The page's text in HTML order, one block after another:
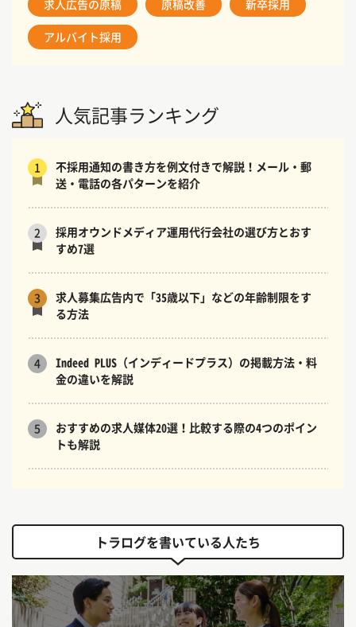
求人広告の原稿 原稿改善 新卒採用
アルバイト採用
人気記事ランキング
1
不採用通知の書き方を例文付きで解説！メール・郵
送・電話の各パターンを紹介
2
採用オウンドメディア運用代行会社の選び方とおす
すめ7選
3
求人募集広告内で「35歳以下」などの年齢制限をす
る方法
4
Indeed PLUS（インディードプラス）の掲載方法・料
金の違いを解説
5
おすすめの求人媒体20選！比較する際の4つのポイン
トも解説
トラログを書いている人たち